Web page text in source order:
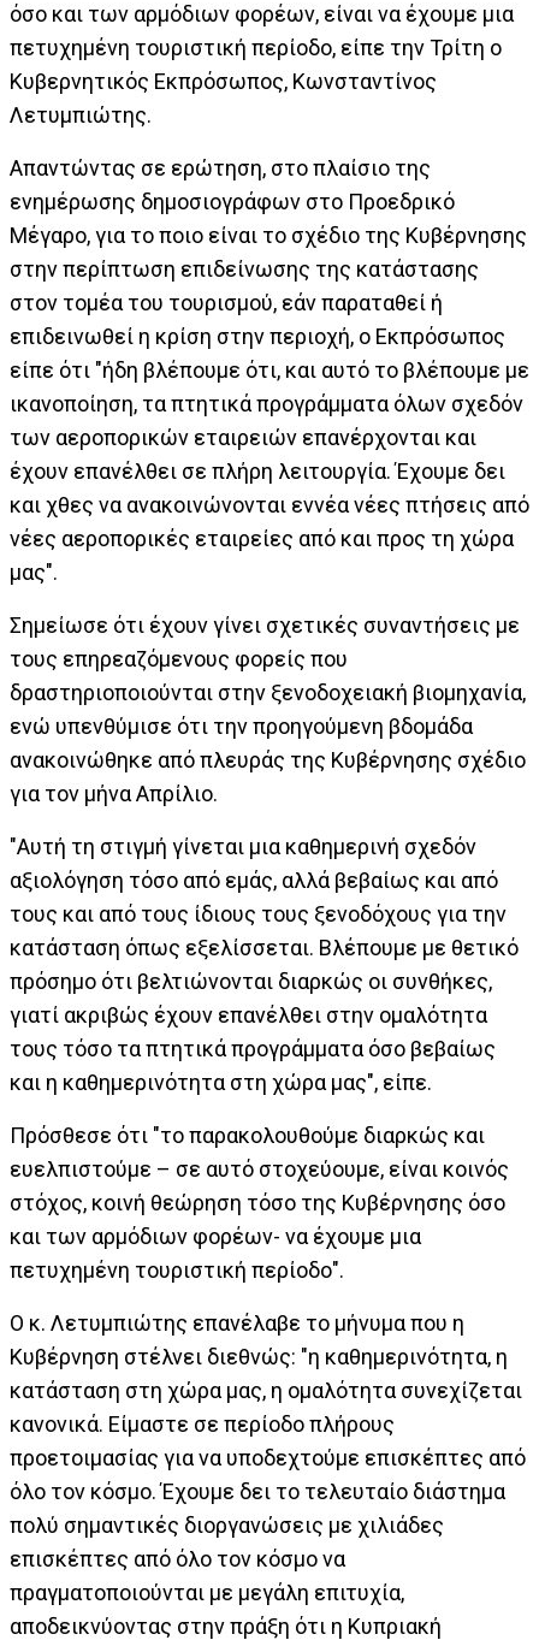
όσο και των αρμόδιων φορέων, είναι να έχουμε μια
πετυχημένη τουριστική περίοδο, είπε την Τρίτη ο
Κυβερνητικός Εκπρόσωπος, Κωνσταντίνος
Λετυμπιώτης.
Απαντώντας σε ερώτηση, στο πλαίσιο της
ενημέρωσης δημοσιογράφων στο Προεδρικό
Μέγαρο, για το ποιο είναι το σχέδιο της Κυβέρνησης
στην περίπτωση επιδείνωσης της κατάστασης
στον τομέα του τουρισμού, εάν παραταθεί ή
επιδεινωθεί η κρίση στην περιοχή, ο Εκπρόσωπος
είπε ότι "ήδη βλέπουμε ότι, και αυτό το βλέπουμε με
ικανοποίηση, τα πτητικά προγράμματα όλων σχεδόν
των αεροπορικών εταιρειών επανέρχονται και
έχουν επανέλθει σε πλήρη λειτουργία. Έχουμε δει
και χθες να ανακοινώνονται εννέα νέες πτήσεις από
νέες αεροπορικές εταιρείες από και προς τη χώρα
μας".
Σημείωσε ότι έχουν γίνει σχετικές συναντήσεις με
τους επηρεαζόμενους φορείς που
δραστηριοποιούνται στην ξενοδοχειακή βιομηχανία,
ενώ υπενθύμισε ότι την προηγούμενη βδομάδα
ανακοινώθηκε από πλευράς της Κυβέρνησης σχέδιο
για τον μήνα Απρίλιο.
"Αυτή τη στιγμή γίνεται μια καθημερινή σχεδόν
αξιολόγηση τόσο από εμάς, αλλά βεβαίως και από
τους και από τους ίδιους τους ξενοδόχους για την
κατάσταση όπως εξελίσσεται. Βλέπουμε με θετικό
πρόσημο ότι βελτιώνονται διαρκώς οι συνθήκες,
γιατί ακριβώς έχουν επανέλθει στην ομαλότητα
τους τόσο τα πτητικά προγράμματα όσο βεβαίως
και η καθημερινότητα στη χώρα μας", είπε.
Πρόσθεσε ότι "το παρακολουθούμε διαρκώς και
ευελπιστούμε – σε αυτό στοχεύουμε, είναι κοινός
στόχος, κοινή θεώρηση τόσο της Κυβέρνησης όσο
και των αρμόδιων φορέων- να έχουμε μια
πετυχημένη τουριστική περίοδο".
Ο κ. Λετυμπιώτης επανέλαβε το μήνυμα που η
Κυβέρνηση στέλνει διεθνώς: "η καθημερινότητα, η
κατάσταση στη χώρα μας, η ομαλότητα συνεχίζεται
κανονικά. Είμαστε σε περίοδο πλήρους
προετοιμασίας για να υποδεχτούμε επισκέπτες από
όλο τον κόσμο. Έχουμε δει το τελευταίο διάστημα
πολύ σημαντικές διοργανώσεις με χιλιάδες
επισκέπτες από όλο τον κόσμο να
πραγματοποιούνται με μεγάλη επιτυχία,
αποδεικνύοντας στην πράξη ότι η Κυπριακή